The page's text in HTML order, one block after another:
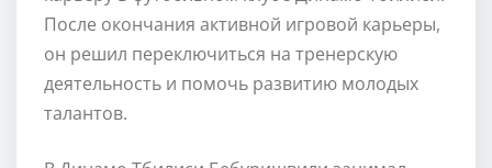
После окончания активной игровой карьеры,
он решил переключиться на тренерскую
деятельность и помочь развитию молодых
талантов.